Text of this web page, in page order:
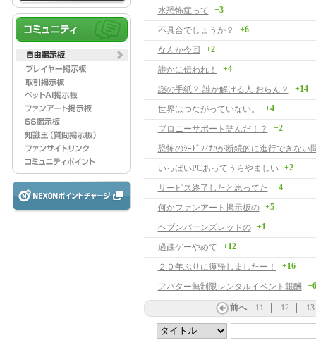
水恐怖症って +3
不具合でしょうか？ +6
なんか今回 +2
誰かに伝われ！ +4
謎の手紙？ 誰か解ける人 おらん？ +14
世界はつながっていない。 +4
ブロニーサポート詰んだ！？ +2
恐怖のｼｰﾄﾞﾌｨﾅﾊが断続的に進行できない
いっぱいPCあってうらやましい
+2
サービス終了したと思ってた +4
何かファンアート掲示板の +5
ヘブンバーンズレッドの +1
過疎ゲーやめて +12
２０年ぶりに復帰しましたー！ +16
アバター無制限レンタルイベント報酬 +6
前へ 11 12 13